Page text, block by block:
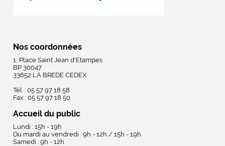
Nos coordonnées
1, Place Saint Jean d'Etampes
BP 30047
33652 LA BREDE CEDEX
Tél. : 05 57 97 18 58
Fax : 05 57 97 18 50
Accueil du public
Lundi : 15h - 19h
Du mardi au vendredi : 9h - 12h / 15h - 19h
Samedi : 9h - 12h